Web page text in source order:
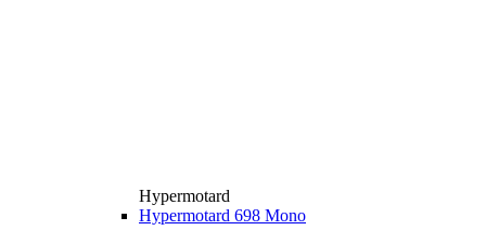
Hypermotard
Hypermotard 698 Mono